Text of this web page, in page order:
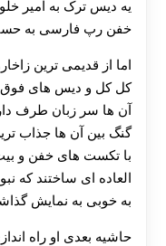
یه دیس ترک به امیر
خفن رپ فارسی به
اما از قدیمی ترین
کل کل و دیس های فوق‌
آن ها سر زبان طرف
گنگ بین آن ها جذاب
با تکست های خفن و
العاده ای ساختند که
به خوبی به نمایش
حاشیه بعدی او راه